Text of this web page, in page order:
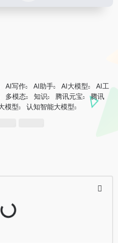
AI写作 AI助手 AI大模型
AI工
多模态 知识 腾讯元宝
腾讯
模型 认知智能大模型
Loading...